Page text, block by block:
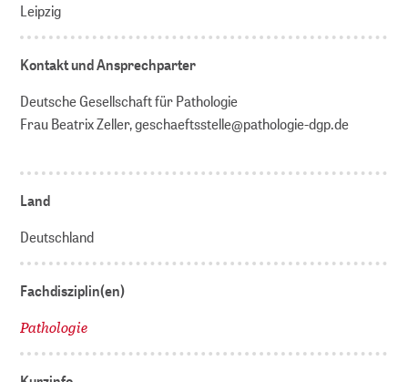
Leipzig
Kontakt und Ansprechparter
Deutsche Gesellschaft für Pathologie
Frau Beatrix Zeller, geschaeftsstelle@pathologie-dgp.de
Land
Deutschland
Fachdisziplin(en)
Pathologie